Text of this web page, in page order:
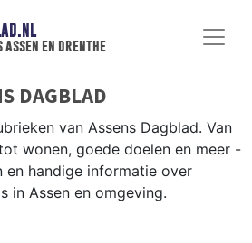
en drenthe
DAGBLAD
van Assens Dagblad. Van
wonen, goede doelen en meer -
en handige informatie over
in Assen en omgeving.